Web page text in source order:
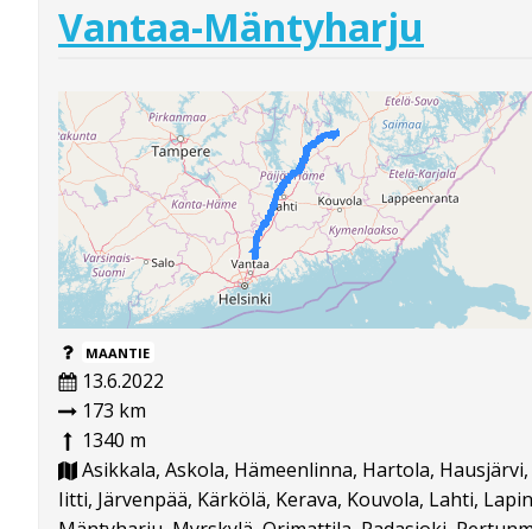
Vantaa-Mäntyharju
MAANTIE
13.6.2022
173 km
1340 m
Asikkala, Askola, Hämeenlinna, Hartola,
Iitti, Järvenpää, Kärkölä, Kerava, Kouvola, Lahti,